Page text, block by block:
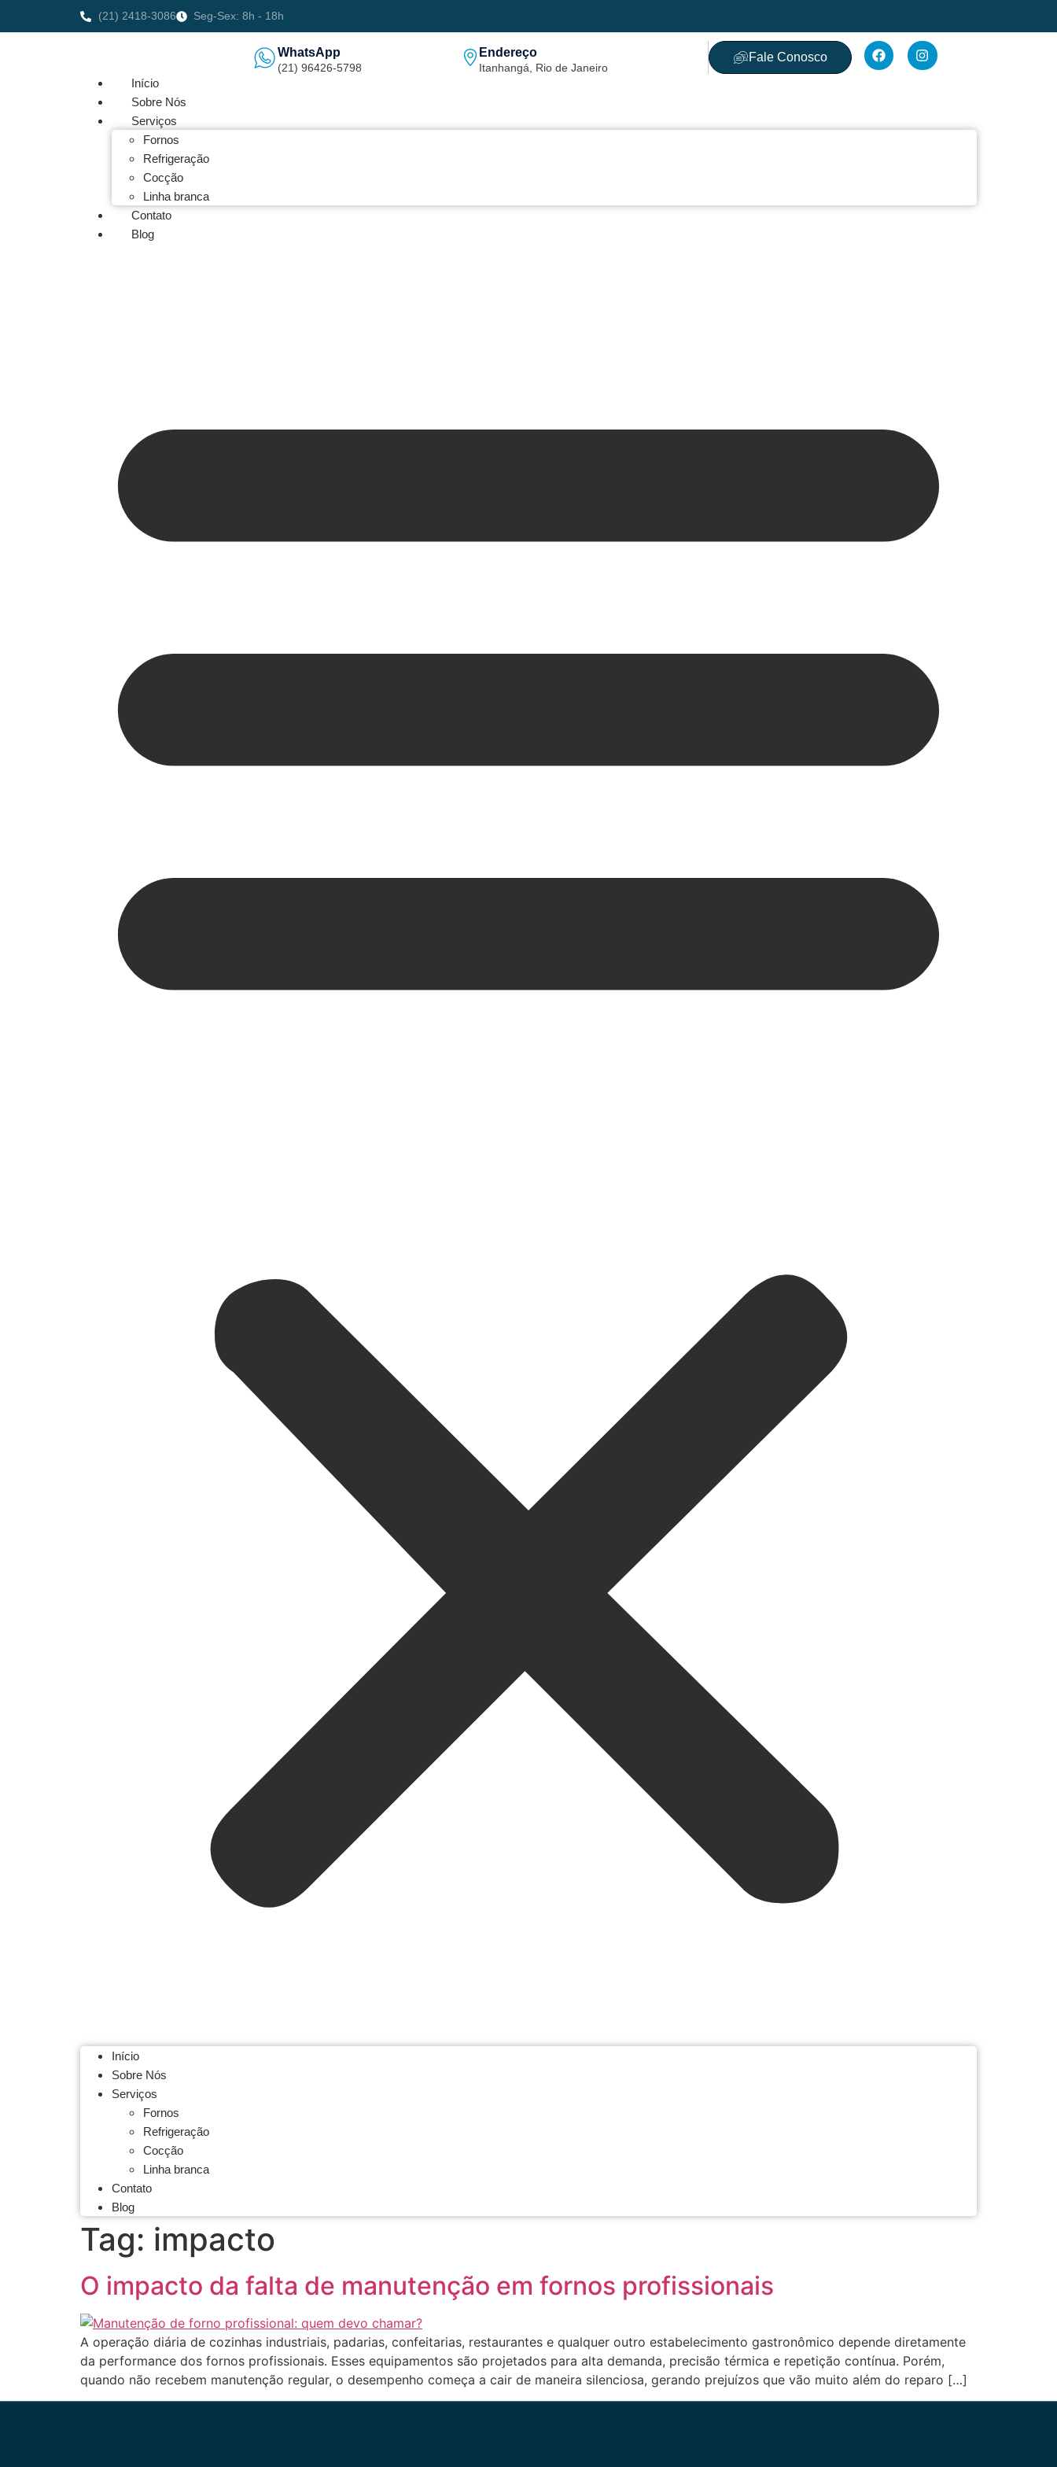
(21) 2418-3086 Seg-Sex: 8h - 18h
WhatsApp
(21) 96426-5798
Endereço
Itanhangá, Rio de Janeiro
Fale Conosco
Início
Sobre Nós
Serviços
Fornos
Refrigeração
Cocção
Linha branca
Contato
Blog
Início
Sobre Nós
Serviços
Fornos
Refrigeração
Cocção
Linha branca
Contato
Blog
Tag: impacto
O impacto da falta de manutenção em fornos profissionais
A operação diária de cozinhas industriais, padarias, confeitarias, restaurantes e qualquer outro estabelecimento gastronômico depende diretamente
da performance dos fornos profissionais. Esses equipamentos são projetados para alta demanda, precisão térmica e repetição contínua. Porém,
quando não recebem manutenção regular, o desempenho começa a cair de maneira silenciosa, gerando prejuízos que vão muito além do reparo […]